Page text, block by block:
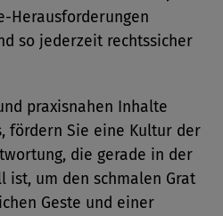
Herausforderungen
so jederzeit rechtssicher
praxisnahen Inhalte
fördern Sie eine Kultur der
die gerade in der
ist, um den schmalen Grat
Geste und einer